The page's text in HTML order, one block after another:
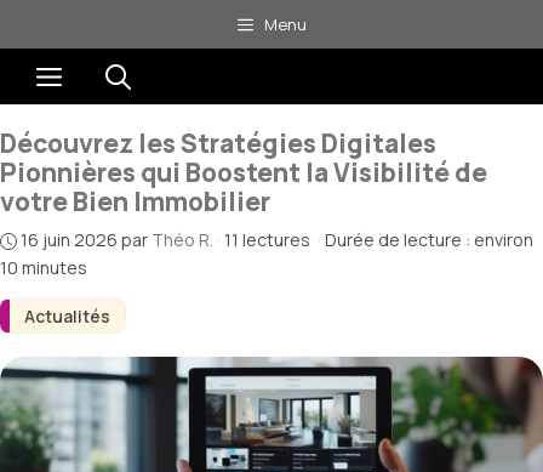
au
contenu
Menu
Menu
Actualités
Découvrez les Stratégies Digitales
Pionnières qui Boostent la Visibilité de
votre Bien Immobilier
16 juin 2026 par Théo R. · 11 lectures · Durée de lecture : environ
10 minutes